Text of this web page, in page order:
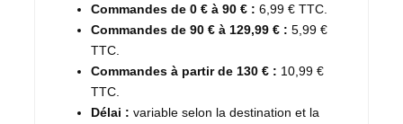
Commandes de 0 € à 90 € : 6,99 € TTC.
Commandes de 90 € à 129,99 € : 5,99 €
TTC.
Commandes à partir de 130 € : 10,99 €
TTC.
Délai : variable selon la destination et la